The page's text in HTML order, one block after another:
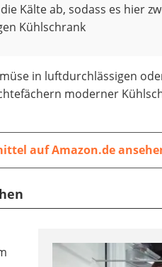
Kälte ab, sodass es hier
Kühlschrank
in luftdurchlässigen
moderner
auf Amazon.de